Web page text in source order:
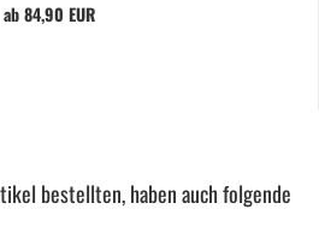
ab 84,90 EUR
bestellten, haben auch folgende